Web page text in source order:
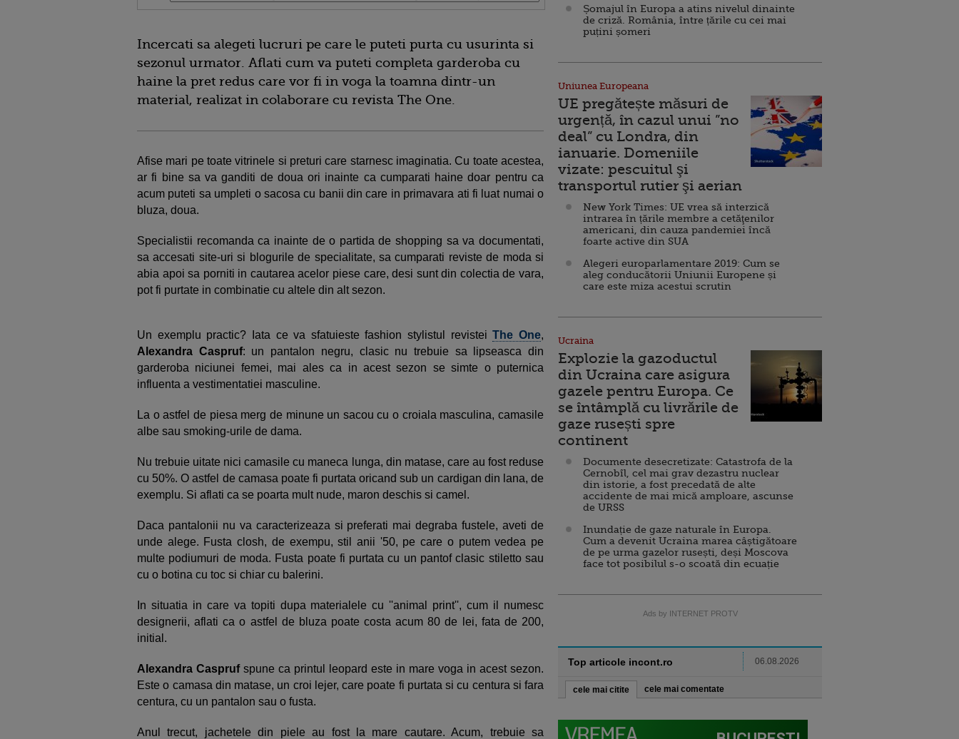
Incercati sa alegeti lucruri pe care le puteti purta cu usurinta si
sezonul urmator. Aflati cum va puteti completa garderoba cu
haine la pret redus care vor fi in voga la toamna dintr-un
material, realizat in colaborare cu revista The One.
Afise mari pe toate vitrinele si preturi care starnesc imaginatia. Cu toate acestea,
ar fi bine sa va ganditi de doua ori inainte ca cumparati haine doar pentru ca
acum puteti sa umpleti o sacosa cu banii din care in primavara ati fi luat numai o
bluza, doua.
Specialistii recomanda ca inainte de o partida de shopping sa va documentati,
sa accesati site-uri si blogurile de specialitate, sa cumparati reviste de moda si
abia apoi sa porniti in cautarea acelor piese care, desi sunt din colectia de vara,
pot fi purtate in combinatie cu altele din alt sezon.
Un exemplu practic? Iata ce va sfatuieste fashion stylistul revisteiThe One,
Alexandra Caspruf: un pantalon negru, clasic nu trebuie sa lipseasca din
garderoba niciunei femei, mai ales ca in acest sezon se simte o puternica
influenta a vestimentatiei masculine.
La o astfel de piesa merg de minune un sacou cu o croiala masculina, camasile
albe sau smoking-urile de dama.
Nu trebuie uitate nici camasile cu maneca lunga, din matase, care au fost reduse
cu 50%. O astfel de camasa poate fi purtata oricand sub un cardigan din lana, de
exemplu. Si aflati ca se poarta mult nude, maron deschis si camel.
Daca pantalonii nu va caracterizeaza si preferati mai degraba fustele, aveti de
unde alege. Fusta closh, de exempu, stil anii '50, pe care o putem vedea pe
multe podiumuri de moda. Fusta poate fi purtata cu un pantof clasic stiletto sau
cu o botina cu toc si chiar cu balerini.
In situatia in care va topiti dupa materialele cu ''animal print'', cum il numesc
designerii, aflati ca o astfel de bluza poate costa acum 80 de lei, fata de 200,
initial.
Alexandra Casprufspune ca printul leopard este in mare voga in acest sezon.
Este o camasa din matase, un croi lejer, care poate fi purtata si cu centura si fara
centura, cu un pantalon sau o fusta.
Anul trecut, jachetele din piele au fost la mare cautare. Acum, trebuie sa
Șomajul în Europa a atins nivelul dinainte
de criză. România, între țările cu cei mai
puțini șomeri
Uniunea Europeana
UE pregătește măsuri de
urgență, în cazul unui ”no
deal” cu Londra, din
ianuarie. Domeniile
vizate: pescuitul şi
transportul rutier şi aerian
New York Times: UE vrea să interzică
intrarea în țările membre a cetăţenilor
americani, din cauza pandemiei încă
foarte active din SUA
Alegeri europarlamentare 2019: Cum se
aleg conducătorii Uniunii Europene și
care este miza acestui scrutin
Ucraina
Explozie la gazoductul
din Ucraina care asigura
gazele pentru Europa. Ce
se întâmplă cu livrările de
gaze rusești spre
continent
Documente desecretizate: Catastrofa de la
Cernobîl, cel mai grav dezastru nuclear
din istorie, a fost precedată de alte
accidente de mai mică amploare, ascunse
de URSS
Inundație de gaze naturale în Europa.
Cum a devenit Ucraina marea câștigătoare
de pe urma gazelor rusești, deși Moscova
face tot posibilul s-o scoată din ecuație
Ads by INTERNET PROTV
Top articole incont.ro 06.08.2026
cele mai citite cele mai comentate